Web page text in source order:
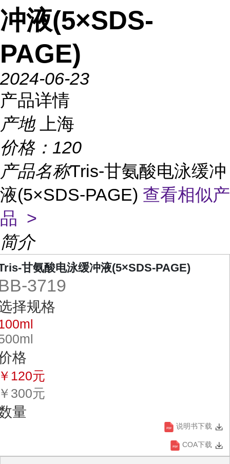
冲液(5×SDS-
PAGE)
2024-06-23
产品详情
产地
上海
价格： 120
产品名称Tris-甘氨酸电泳缓冲
液(5×SDS-PAGE) 查看相似产
品 >
简介
甘氨酸电泳缓冲液(5×SDS-PAGE)
3719
择规格
格
120元
300元
量
说明书下载
COA下载